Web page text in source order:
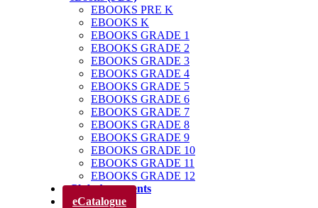
EBOOKS PRE K
EBOOKS K
EBOOKS GRADE 1
EBOOKS GRADE 2
EBOOKS GRADE 3
EBOOKS GRADE 4
EBOOKS GRADE 5
EBOOKS GRADE 6
EBOOKS GRADE 7
EBOOKS GRADE 8
EBOOKS GRADE 9
EBOOKS GRADE 10
EBOOKS GRADE 11
EBOOKS GRADE 12
Club des parents
eCatalogue